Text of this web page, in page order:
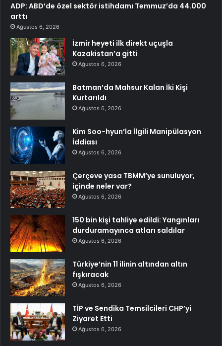
ADP: ABD’de özel sektör istihdamı Temmuz’da 44.000
arttı
Ağustos 6, 2026
İzmir heyeti ilk direkt uçuşla
Kazakistan’a gitti
Ağustos 6, 2026
Batman’da Mahsur Kalan İki Kişi
Kurtarıldı
Ağustos 6, 2026
Kim Soo-hyun’la İlgili Manipülasyon
İddiası
Ağustos 6, 2026
Çerçeve yasa TBMM’ye sunuluyor,
içinde neler var?
Ağustos 6, 2026
150 bin kişi tahliye edildi: Yangınları
durduramayınca atları saldılar
Ağustos 6, 2026
Türkiye’nin 11 ilinin altından altın
fışkıracak
Ağustos 6, 2026
TİP ve Sendika Temsilcileri CHP’yi
Ziyaret Etti
Ağustos 6, 2026